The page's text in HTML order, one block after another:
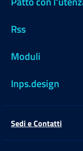
Rss
Moduli
Inps.design
Sedi e Contatti